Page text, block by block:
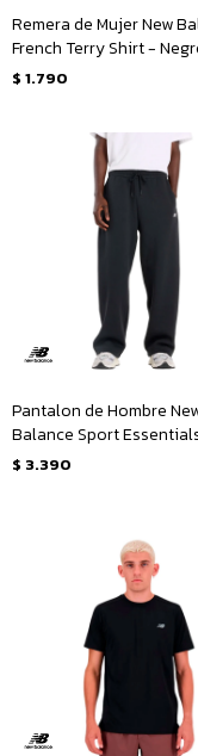
Remera de Mujer New
French Terry Shirt -
$ 1.790
Pantalon de Hombre
Balance Sport
- Negro
$ 3.390